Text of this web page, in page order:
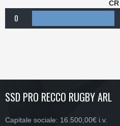
CR
0
SSD PRO RECCO RUGBY ARL
Capitale sociale: 16.500,00€ i.v.